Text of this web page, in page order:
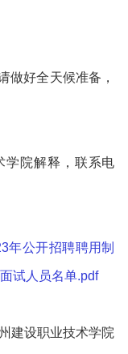
好全天候准备，
院解释，联系电
年公开招聘聘用制
试人员名单.pdf
设职业技术学院